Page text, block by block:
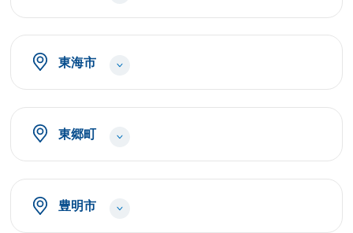
東海市
東郷町
豊明市